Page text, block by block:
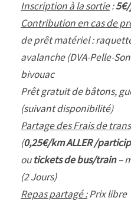
Inscription à la sortie:
Contribution en cas de
de prêt matériel :
avalanche (DVA-Pelle-
bivouac
Prêt gratuit de bâtons,
(suivant disponibilité)
Partage des Frais de
(0,25€/km ALLER /
outickets de bus/train–
(2 Jours)
Repas partagé :Prix libre